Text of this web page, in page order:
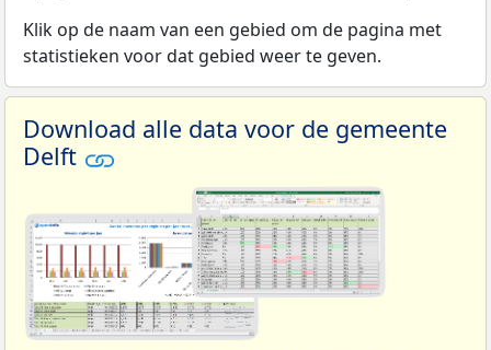
Klik op de naam van een gebied om de pagina met
statistieken voor dat gebied weer te geven.
Download alle data voor de gemeente
Delft